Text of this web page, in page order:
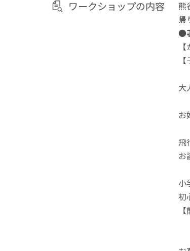
ワークショップの内容
熊
帰
●
大
お
飛
お
小
初